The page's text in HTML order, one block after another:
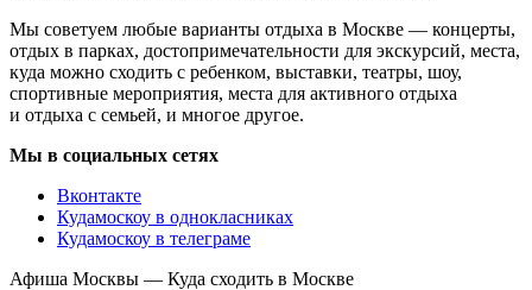
Мы советуем любые варианты отдыха в Москве — концерты,
отдых в парках, достопримечательности для экскурсий, места,
куда можно сходить с ребенком, выставки, театры, шоу,
спортивные мероприятия, места для активного отдыха
и отдыха с семьей, и многое другое.
Мы в социальных сетях
Вконтакте
Кудамоскоу в однокласниках
Кудамоскоу в телеграме
Афиша Москвы — Куда сходить в Москве